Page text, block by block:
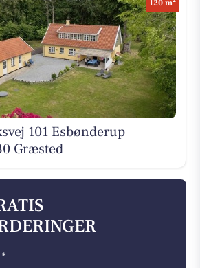
120 m
101 Esbønderup
Græsted